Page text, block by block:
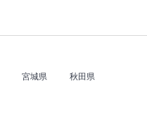
宮城県
秋田県